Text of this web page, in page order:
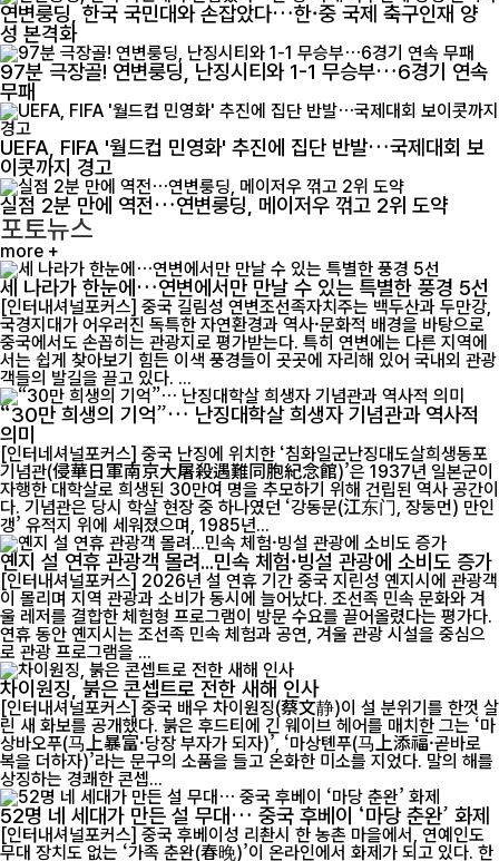
연변룽딩, 한국 국민대와 손잡았다…한·중 국제 축구인재 양
성 본격화
97분 극장골! 연변룽딩, 난징시티와 1-1 무승부…6경기 연속
무패
UEFA, FIFA '월드컵 민영화' 추진에 집단 반발…국제대회 보
이콧까지 경고
실점 2분 만에 역전…연변룽딩, 메이저우 꺾고 2위 도약
포토뉴스
more +
세 나라가 한눈에…연변에서만 만날 수 있는 특별한 풍경 5선
[인터내셔널포커스] 중국 길림성 연변조선족자치주는 백두산과 두만강,
국경지대가 어우러진 독특한 자연환경과 역사·문화적 배경을 바탕으로
중국에서도 손꼽히는 관광지로 평가받는다. 특히 연변에는 다른 지역에
서는 쉽게 찾아보기 힘든 이색 풍경들이 곳곳에 자리해 있어 국내외 관광
객들의 발길을 끌고 있다. ...
“30만 희생의 기억”… 난징대학살 희생자 기념관과 역사적
의미
[인터네셔널포커스] 중국 난징에 위치한 ‘침화일군난징대도살희생동포
기념관(侵華日軍南京大屠殺遇難同胞紀念館)’은 1937년 일본군이
자행한 대학살로 희생된 30만여 명을 추모하기 위해 건립된 역사 공간이
다. 기념관은 당시 학살 현장 중 하나였던 ‘강동문(江东门, 장둥먼) 만인
갱’ 유적지 위에 세워졌으며, 1985년...
옌지 설 연휴 관광객 몰려...민속 체험·빙설 관광에 소비도 증가
[인터내셔널포커스] 2026년 설 연휴 기간 중국 지린성 옌지시에 관광객
이 몰리며 지역 관광과 소비가 동시에 늘어났다. 조선족 민속 문화와 겨
울 레저를 결합한 체험형 프로그램이 방문 수요를 끌어올렸다는 평가다.
연휴 동안 옌지시는 조선족 민속 체험과 공연, 겨울 관광 시설을 중심으
로 관광 프로그램을 ...
차이원징, 붉은 콘셉트로 전한 새해 인사
[인터내셔널포커스] 중국 배우 차이원징(蔡文静)이 설 분위기를 한껏 살
린 새 화보를 공개했다. 붉은 후드티에 긴 웨이브 헤어를 매치한 그는 ‘마
상바오푸(马上暴富·당장 부자가 되자)’, ‘마상톈푸(马上添福·곧바로
복을 더하자)’라는 문구의 소품을 들고 온화한 미소를 지었다. 말의 해를
상징하는 경쾌한 콘셉...
52명 네 세대가 만든 설 무대… 중국 후베이 ‘마당 춘완’ 화제
[인터내셔널포커스] 중국 후베이성 리촨시 한 농촌 마을에서, 연예인도
무대 장치도 없는 ‘가족 춘완(春晚)’이 온라인에서 화제가 되고 있다. 한